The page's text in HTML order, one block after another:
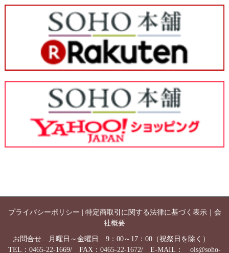
プライバシーポリシー | 特定商取引に関する法律に基づく表示｜ 会
社概要
お問合せ…月曜日～金曜日 9：00～17：00（祝祭日を除く）
TEL：0465-22-1669/ FAX：0465-22-1672/ E-MAIL： ols@soho-